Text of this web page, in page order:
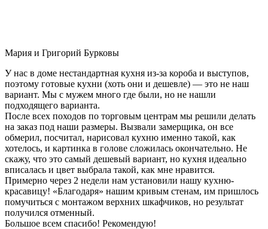
Мария и Григорий Бурковы
У нас в доме нестандартная кухня из-за короба и выступов,
поэтому готовые кухни (хоть они и дешевле) — это не наш
вариант. Мы с мужем много где были, но не нашли
подходящего варианта.
После всех походов по торговым центрам мы решили делать
на заказ под наши размеры. Вызвали замерщика, он все
обмерил, посчитал, нарисовал кухню именно такой, как
хотелось, и картинка в голове сложилась окончательно. Не
скажу, что это самый дешевый вариант, но кухня идеально
вписалась и цвет выбрала такой, как мне нравится.
Примерно через 2 недели нам установили нашу кухню-
красавицу! «Благодаря» нашим кривым стенам, им пришлось
помучиться с монтажом верхних шкафчиков, но результат
получился отменный.
Большое всем спасибо! Рекомендую!